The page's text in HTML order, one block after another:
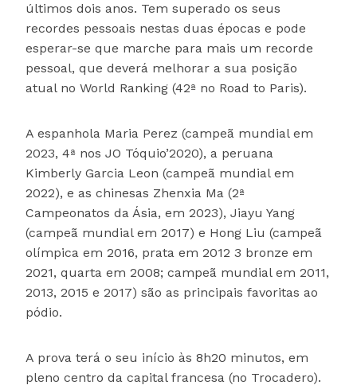
últimos dois anos. Tem superado os seus
recordes pessoais nestas duas épocas e pode
esperar-se que marche para mais um recorde
pessoal, que deverá melhorar a sua posição
atual no World Ranking (42ª no Road to Paris).
A espanhola Maria Perez (campeã mundial em
2023, 4ª nos JO Tóquio’2020), a peruana
Kimberly Garcia Leon (campeã mundial em
2022), e as chinesas Zhenxia Ma (2ª
Campeonatos da Ásia, em 2023), Jiayu Yang
(campeã mundial em 2017) e Hong Liu (campeã
olímpica em 2016, prata em 2012 3 bronze em
2021, quarta em 2008; campeã mundial em 2011,
2013, 2015 e 2017) são as principais favoritas ao
pódio.
A prova terá o seu início às 8h20 minutos, em
pleno centro da capital francesa (no Trocadero).